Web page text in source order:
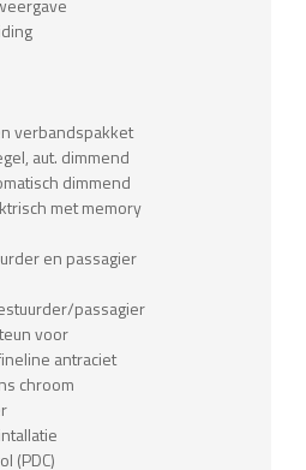
verbandspakket
aut. dimmend
dimmend
met memory
en passagier
passagier
voor
antraciet
chroom
(PDC)